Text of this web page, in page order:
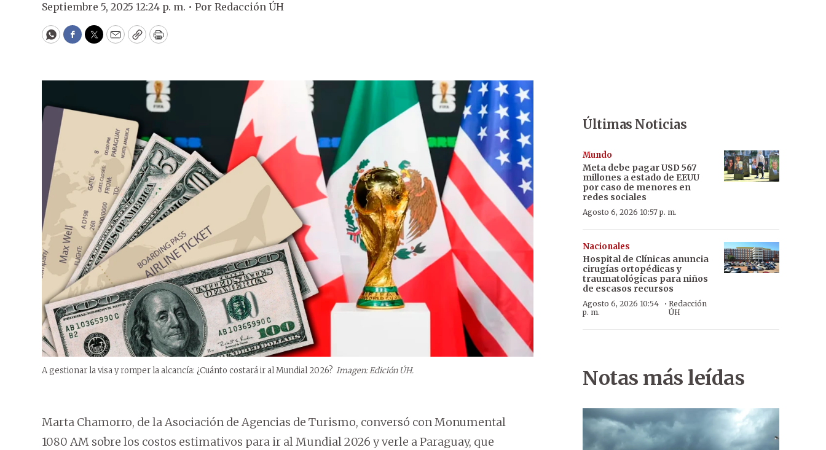
Septiembre 5, 2025 12:24 p. m. • Por Redacción ÚH
WhatsApp
Facebook
Twitter
EmailCopyPrint
A gestionar la visa y romper la alcancía: ¿Cuánto costará ir al Mundial 2026? Imagen: Edición ÚH.
Marta Chamorro, de la Asociación de Agencias de Turismo, conversó con Monumental
1080 AM sobre los costos estimativos para ir al Mundial 2026 y verle a Paraguay, que
Últimas Noticias
Mundo
Meta debe pagar USD 567
millones a estado de EEUU
por caso de menores en
redes sociales
Agosto 6, 2026 10:57 p. m.
Nacionales
Hospital de Clínicas anuncia
cirugías ortopédicas y
traumatológicas para niños
de escasos recursos
Agosto 6, 2026 10:54
p. m.
· Redacción
ÚH
Notas más leídas